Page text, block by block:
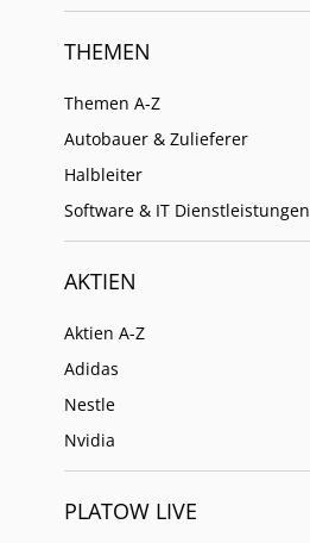
THEMEN
Themen A-Z
Autobauer & Zulieferer
Halbleiter
Software & IT Dienstleistungen
AKTIEN
Aktien A-Z
Adidas
Nestle
Nvidia
PLATOW LIVE